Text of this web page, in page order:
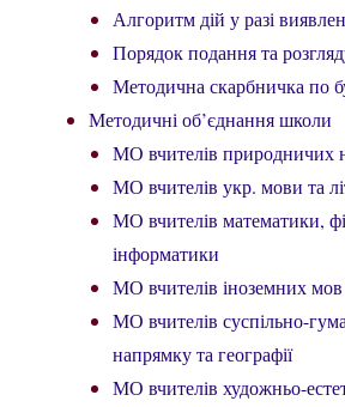
Алгоритм дій у разі
Порядок подання та
Методична скарбничка по
Методичні об’єднання школи
МО вчителів природничих
МО вчителів укр. мови та
МО вчителів математики,
інформатики
МО вчителів іноземних мов
МО вчителів суспільно-
напрямку та географії
МО вчителів художньо-